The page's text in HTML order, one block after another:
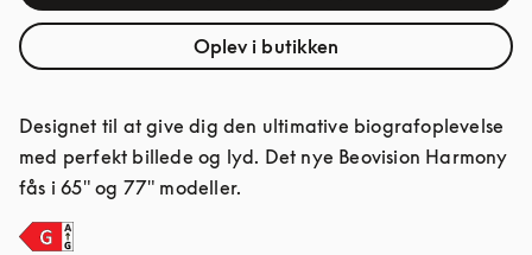
Oplev i butikken
Designet til at give dig den ultimative biografoplevelse
med perfekt billede og lyd. Det nye Beovision Harmony
fås i 65" og 77" modeller.